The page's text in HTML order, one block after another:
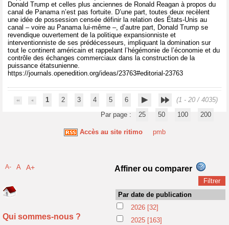
Donald Trump et celles plus anciennes de Ronald Reagan à propos du
canal de Panama n’est pas fortuite. D’une part, toutes deux recèlent
une idée de possession censée définir la relation des États-Unis au
canal – voire au Panama lui-même –, d’autre part, Donald Trump se
revendique ouvertement de la politique expansionniste et
interventionniste de ses prédécesseurs, impliquant la domination sur
tout le continent américain et rappelant l’hégémonie de l’économie et du
contrôle des échanges commerciaux dans la construction de la
puissance étatsunienne.
https://journals.openedition.org/ideas/23763#editorial-23763
1 2 3 4 5 6
(1 - 20 / 4035)
Par page :
25 50 100 200
Accès au site ritimo pmb
A- A A+
Qui sommes-nous ?
Affiner ou comparer
Par date de publication
2026 [32]
2025 [163]